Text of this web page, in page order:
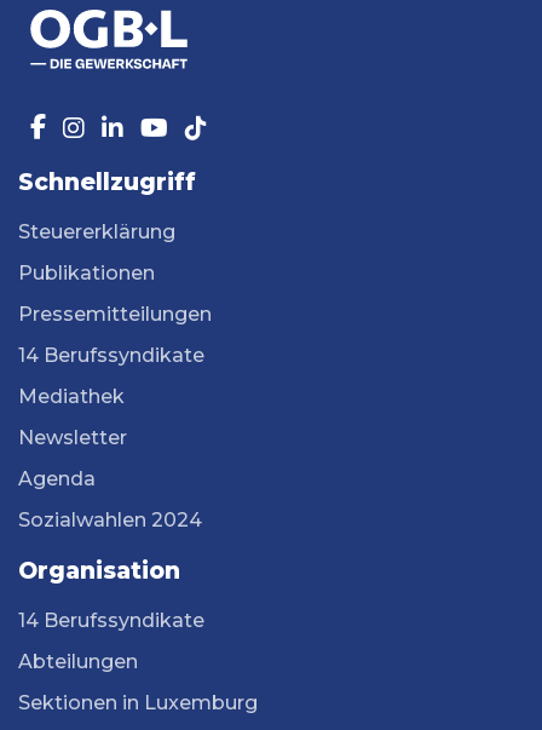
Schnellzugriff
Steuererklärung
Publikationen
Pressemitteilungen
14 Berufssyndikate
Mediathek
Newsletter
Agenda
Sozialwahlen 2024
Organisation
14 Berufssyndikate
Abteilungen
Sektionen in Luxemburg